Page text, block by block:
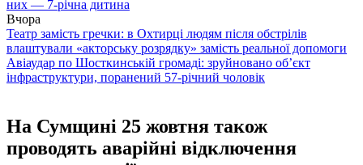
них — 7-річна дитина
Вчора
Театр замість гречки: в Охтирці людям після обстрілів
влаштували «акторську розрядку» замість реальної допомоги
Авіаудар по Шосткинській громаді: зруйновано об’єкт
інфраструктури, поранений 57-річний чоловік
На Сумщині 25 жовтня також
проводять аварійні відключення